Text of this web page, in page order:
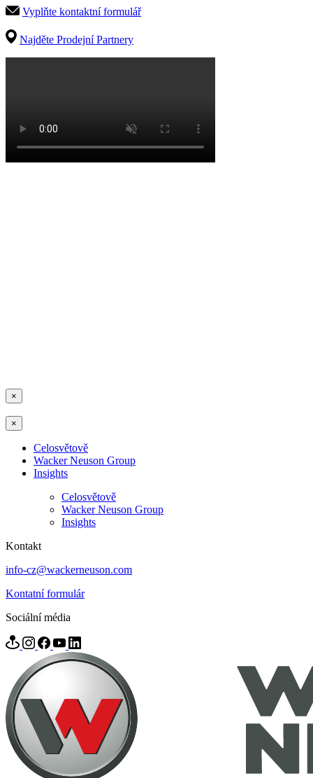
Vyplňte kontaktní formulář
Najděte Prodejní Partnery
×
×
Celosvětově
Wacker Neuson Group
Insights
Celosvětově
Wacker Neuson Group
Insights
Kontakt
info-cz@wackerneuson.com
Kontatní formulár
Sociální média